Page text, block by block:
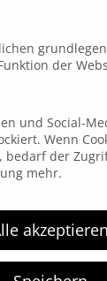
der
und Social-
Wenn
bedarf der
mehr.
akzeptieren